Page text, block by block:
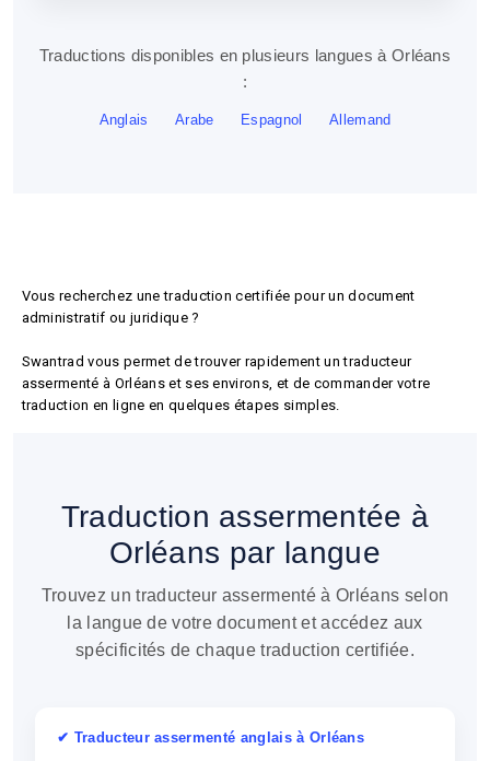
Traductions disponibles en plusieurs langues à Orléans
:
Anglais Arabe Espagnol Allemand
Vous recherchez une traduction certifiée pour un document
administratif ou juridique ?
Swantrad vous permet de trouver rapidement un traducteur
assermenté à Orléans et ses environs, et de commander votre
traduction en ligne en quelques étapes simples.
Traduction assermentée à
Orléans par langue
Trouvez un traducteur assermenté à Orléans selon
la langue de votre document et accédez aux
spécificités de chaque traduction certifiée.
✔ Traducteur assermenté anglais à Orléans